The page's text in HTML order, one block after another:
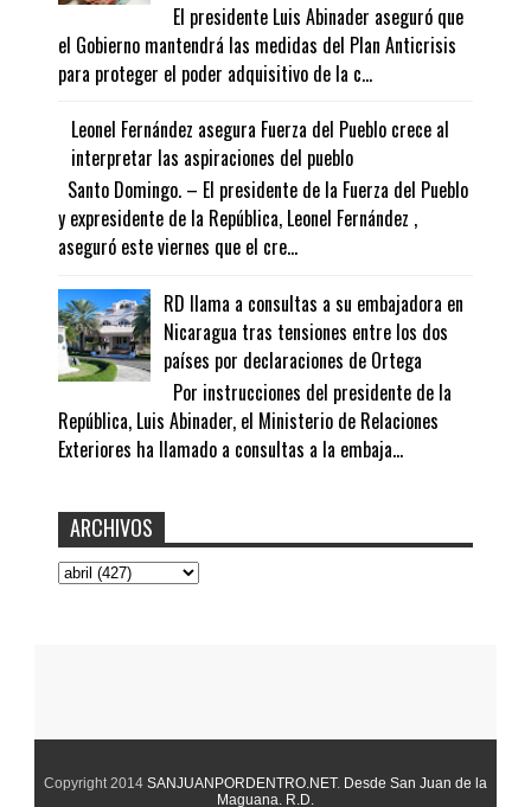
El presidente Luis Abinader aseguró que
el Gobierno mantendrá las medidas del Plan Anticrisis
para proteger el poder adquisitivo de la c...
Leonel Fernández asegura Fuerza del Pueblo crece al
interpretar las aspiraciones del pueblo
Santo Domingo. – El presidente de la Fuerza del Pueblo
y expresidente de la República, Leonel Fernández ,
aseguró este viernes que el cre...
RD llama a consultas a su embajadora en
Nicaragua tras tensiones entre los dos
países por declaraciones de Ortega
Por instrucciones del presidente de la
República, Luis Abinader, el Ministerio de Relaciones
Exteriores ha llamado a consultas a la embaja...
ARCHIVOS
Copyright 2014 SANJUANPORDENTRO.NET. Desde San Juan de la
Maguana. R.D.